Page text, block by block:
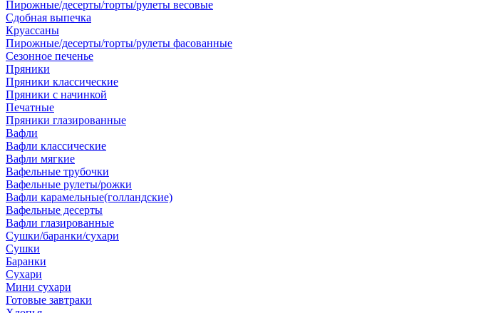
Пирожные/десерты/торты/рулеты весовые
Сдобная выпечка
Круассаны
Пирожные/десерты/торты/рулеты фасованные
Сезонное печенье
Пряники
Пряники классические
Пряники с начинкой
Печатные
Пряники глазированные
Вафли
Вафли классические
Вафли мягкие
Вафельные трубочки
Вафельные рулеты/рожки
Вафли карамельные(голландские)
Вафельные десерты
Вафли глазированные
Сушки/баранки/сухари
Сушки
Баранки
Сухари
Мини сухари
Готовые завтраки